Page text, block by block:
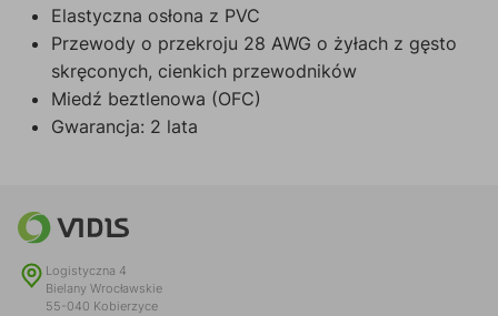
Elastyczna osłona z PVC
Przewody o przekroju 28 AWG o żyłach z gęsto
skręconych, cienkich przewodników
Miedź beztlenowa (OFC)
Gwarancja: 2 lata
Logistyczna 4
Bielany Wrocławskie
55-040 Kobierzyce